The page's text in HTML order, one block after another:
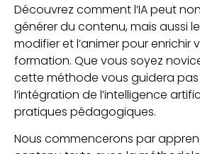
Découvrez comment l’IA peut
générer du contenu, mais aussi
modifier et l’animer pour enrichir
formation. Que vous soyez
cette méthode vous guidera
l’intégration de l’intelligence
pratiques pédagogiques.
Nous commencerons par